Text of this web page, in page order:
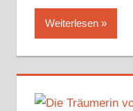
Weiterlesen